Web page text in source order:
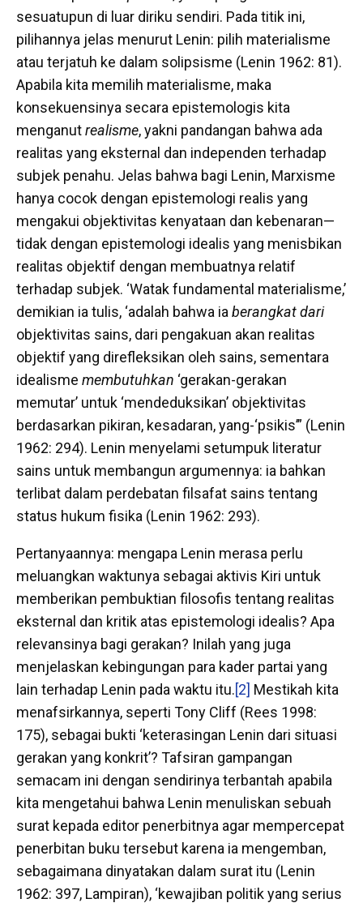
sesuatupun di luar diriku sendiri. Pada titik ini,
pilihannya jelas menurut Lenin: pilih materialisme
atau terjatuh ke dalam solipsisme (Lenin 1962: 81).
Apabila kita memilih materialisme, maka
konsekuensinya secara epistemologis kita
menganutrealisme, yakni pandangan bahwa ada
realitas yang eksternal dan independen terhadap
subjek penahu. Jelas bahwa bagi Lenin, Marxisme
hanya cocok dengan epistemologi realis yang
mengakui objektivitas kenyataan dan kebenaran—
tidak dengan epistemologi idealis yang menisbikan
realitas objektif dengan membuatnya relatif
terhadap subjek. ‘Watak fundamental materialisme,’
demikian ia tulis, ‘adalah bahwa ia berangkat dari
objektivitas sains, dari pengakuan akan realitas
objektif yang direfleksikan oleh sains, sementara
idealisme membutuhkan ‘gerakan-gerakan
memutar’ untuk ‘mendeduksikan’ objektivitas
berdasarkan pikiran, kesadaran, yang-‘psikis’” (Lenin
1962: 294). Lenin menyelami setumpuk literatur
sains untuk membangun argumennya: ia bahkan
terlibat dalam perdebatan filsafat sains tentang
status hukum fisika (Lenin 1962: 293).
Pertanyaannya: mengapa Lenin merasa perlu
meluangkan waktunya sebagai aktivis Kiri untuk
memberikan pembuktian filosofis tentang realitas
eksternal dan kritik atas epistemologi idealis? Apa
relevansinya bagi gerakan? Inilah yang juga
menjelaskan kebingungan para kader partai yang
lain terhadap Lenin pada waktu itu.[2] Mestikah kita
menafsirkannya, seperti Tony Cliff (Rees 1998:
175), sebagai bukti ‘keterasingan Lenin dari situasi
gerakan yang konkrit’? Tafsiran gampangan
semacam ini dengan sendirinya terbantah apabila
kita mengetahui bahwa Lenin menuliskan sebuah
surat kepada editor penerbitnya agar mempercepat
penerbitan buku tersebut karena ia mengemban,
sebagaimana dinyatakan dalam surat itu (Lenin
1962: 397, Lampiran), ‘kewajiban politik yang serius